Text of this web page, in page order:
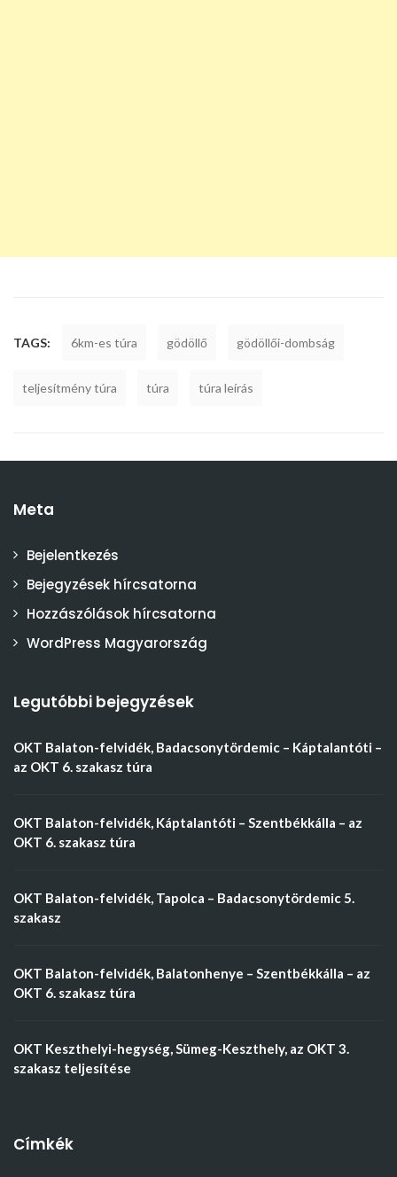
TAGS: 6km-es túra gödöllő gödöllői-dombság
teljesítmény túra túra túra leírás
Meta
Bejelentkezés
Bejegyzések hírcsatorna
Hozzászólások hírcsatorna
WordPress Magyarország
Legutóbbi bejegyzések
OKT Balaton-felvidék, Badacsonytördemic – Káptalantóti –
az OKT 6. szakasz túra
OKT Balaton-felvidék, Káptalantóti – Szentbékkálla – az
OKT 6. szakasz túra
OKT Balaton-felvidék, Tapolca – Badacsonytördemic 5.
szakasz
OKT Balaton-felvidék, Balatonhenye – Szentbékkálla – az
OKT 6. szakasz túra
OKT Keszthelyi-hegység, Sümeg-Keszthely, az OKT 3.
szakasz teljesítése
Címkék